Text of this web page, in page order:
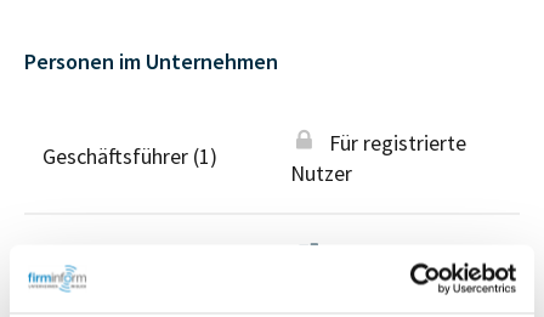
Personen im Unternehmen
Geschäftsführer (1)
Für registrierte
Nutzer
Wirtschaftlich
Berechtigter
Vollständiges
Unternehmensprofil